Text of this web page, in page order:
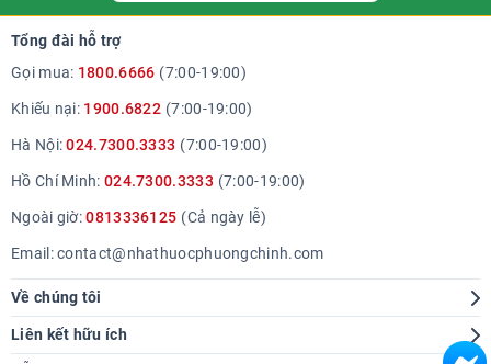
Tổng đài hỗ trợ
Gọi mua: 1800.6666 (7:00-19:00)
Khiếu nại: 1900.6822 (7:00-19:00)
Hà Nội:024.7300.3333 (7:00-19:00)
Hồ Chí Minh: 024.7300.3333 (7:00-19:00)
Ngoài giờ:0813336125 (Cả ngày lễ)
Email:contact@nhathuocphuongchinh.com
Về chúng tôi
Giới thiệu
Hệ thống cửa hàng
Liên kết hữu ích
Tra cứu bệnh